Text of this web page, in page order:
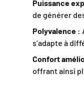
Puissance
de générer
Polyvalence :
s’adapte à
Confort
offrant ainsi